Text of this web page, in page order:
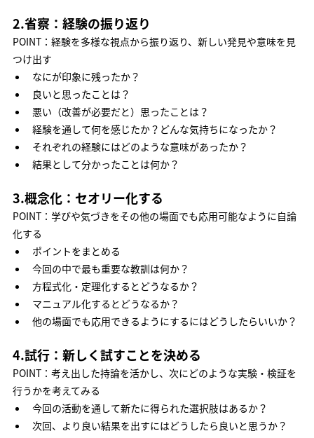
2.省察：経験の振り返り
POINT：経験を多様な視点から振り返り、新しい発見や意味を見
つけ出す
なにが印象に残ったか？
良いと思ったことは？
悪い（改善が必要だと）思ったことは？
経験を通して何を感じたか？どんな気持ちになったか？
それぞれの経験にはどのような意味があったか？
結果として分かったことは何か？
3.概念化：セオリー化する
POINT：学びや気づきをその他の場面でも応用可能なように自論
化する
ポイントをまとめる
今回の中で最も重要な教訓は何か？
方程式化・定理化するとどうなるか？
マニュアル化するとどうなるか？
他の場面でも応用できるようにするにはどうしたらいいか？
4.試行：新しく試すことを決める
POINT：考え出した持論を活かし、次にどのような実験・検証を
行うかを考えてみる
今回の活動を通して新たに得られた選択肢はあるか？
次回、より良い結果を出すにはどうしたら良いと思うか？